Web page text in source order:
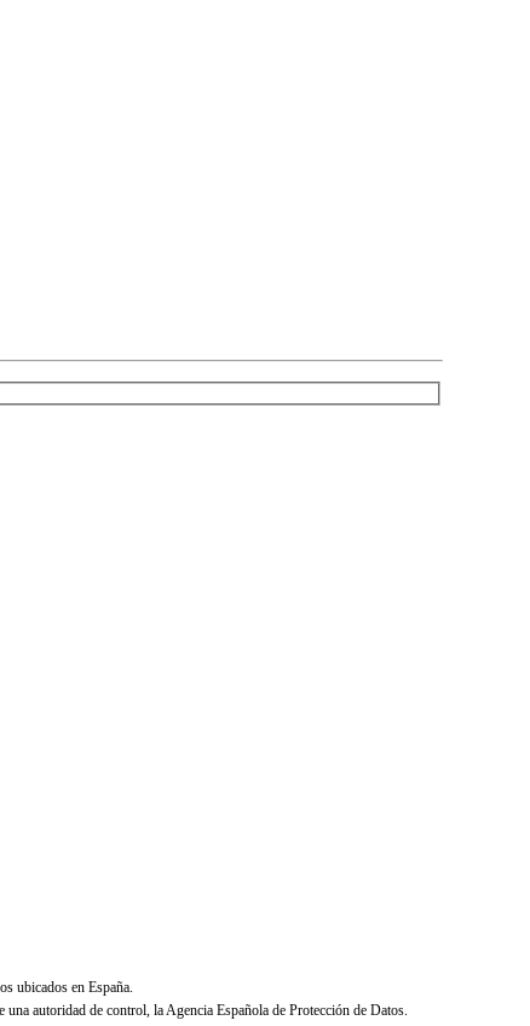
ubicados en España.
autoridad de control, la Agencia Española de Protección de Datos.